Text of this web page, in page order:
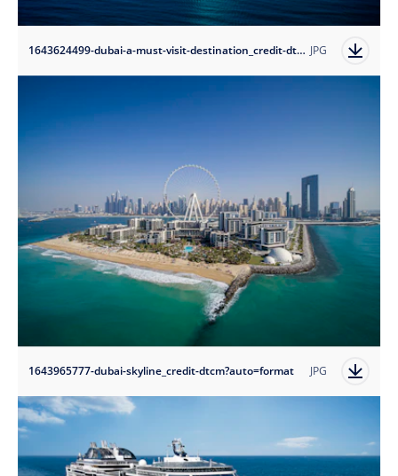
1643624499-dubai-a-must-visit-destination_credit-dtcm?auto=format JPG
1643965777-dubai-skyline_credit-dtcm?auto=format JPG